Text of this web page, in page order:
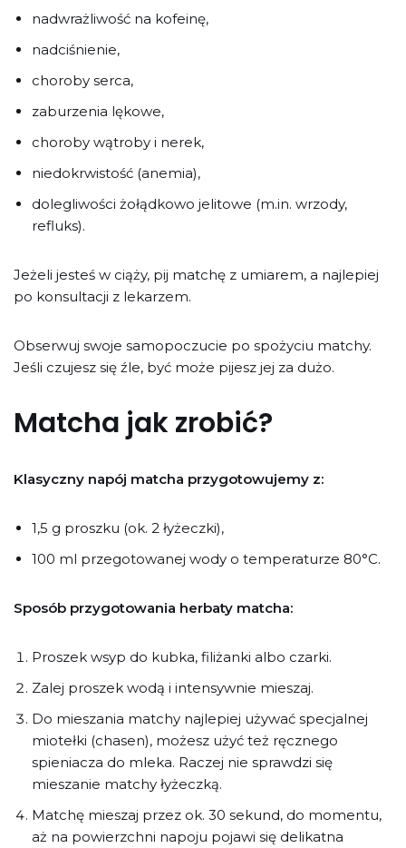
nadwrażliwość na kofeinę,
nadciśnienie,
choroby serca,
zaburzenia lękowe,
choroby wątroby i nerek,
niedokrwistość (anemia),
dolegliwości żołądkowo jelitowe (m.in. wrzody,
refluks).
Jeżeli jesteś w ciąży, pij matchę z umiarem, a najlepiej
po konsultacji z lekarzem.
Obserwuj swoje samopoczucie po spożyciu matchy.
Jeśli czujesz się źle, być może pijesz jej za dużo.
Matcha jak zrobić?
Klasyczny napój matcha przygotowujemy z:
1,5 g proszku (ok. 2 łyżeczki),
100 ml przegotowanej wody o temperaturze 80°C.
Sposób przygotowania herbaty matcha:
Proszek wsyp do kubka, filiżanki albo czarki.
Zalej proszek wodą i intensywnie mieszaj.
Do mieszania matchy najlepiej używać specjalnej
miotełki (chasen), możesz użyć też ręcznego
spieniacza do mleka. Raczej nie sprawdzi się
mieszanie matchy łyżeczką.
Matchę mieszaj przez ok. 30 sekund, do momentu,
aż na powierzchni napoju pojawi się delikatna